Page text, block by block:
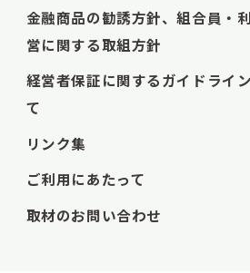
金融商品の勧誘方針、組合員・
営に関する取組方針
経営者保証に関するガイドライ
て
リンク集
ご利用にあたって
取材のお問い合わせ